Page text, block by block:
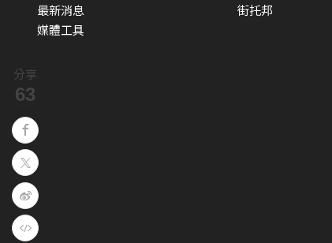
分享
63
最新消息
媒體工具
街托邦